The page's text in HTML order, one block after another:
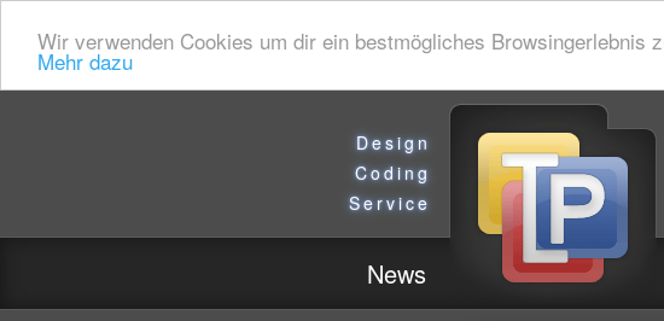
Wir verwenden Cookies um dir ein bestmögliches
Mehr dazu
Design
Coding
Service
News